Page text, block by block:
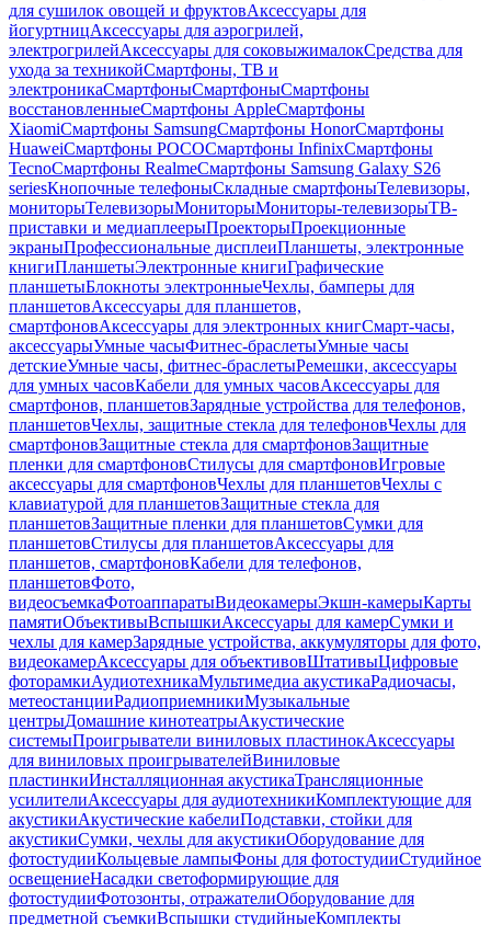
для сушилок овощей и фруктовАксессуары для
йогуртницАксессуары для аэрогрилей,
электрогрилейАксессуары для соковыжималокСредства для
ухода за техникойСмартфоны, ТВ и
электроникаСмартфоныСмартфоныСмартфоны
восстановленныеСмартфоны AppleСмартфоны
XiaomiСмартфоны SamsungСмартфоны HonorСмартфоны
HuaweiСмартфоны POCOСмартфоны InfinixСмартфоны
TecnoСмартфоны RealmeСмартфоны Samsung Galaxy S26
seriesКнопочные телефоныСкладные смартфоныТелевизоры,
мониторыТелевизорыМониторыМониторы-телевизорыТВ-
приставки и медиаплеерыПроекторыПроекционные
экраныПрофессиональные дисплеиПланшеты, электронные
книгиПланшетыЭлектронные книгиГрафические
планшетыБлокноты электронныеЧехлы, бамперы для
планшетовАксессуары для планшетов,
смартфоновАксессуары для электронных книгСмарт-часы,
аксессуарыУмные часыФитнес-браслетыУмные часы
детскиеУмные часы, фитнес-браслетыРемешки, аксессуары
для умных часовКабели для умных часовАксессуары для
смартфонов, планшетовЗарядные устройства для телефонов,
планшетовЧехлы, защитные стекла для телефоновЧехлы для
смартфоновЗащитные стекла для смартфоновЗащитные
пленки для смартфоновСтилусы для смартфоновИгровые
аксессуары для смартфоновЧехлы для планшетовЧехлы с
клавиатурой для планшетовЗащитные стекла для
планшетовЗащитные пленки для планшетовСумки для
планшетовСтилусы для планшетовАксессуары для
планшетов, смартфоновКабели для телефонов,
планшетовФото,
видеосъемкаФотоаппаратыВидеокамерыЭкшн-камерыКарты
памятиОбъективыВспышкиАксессуары для камерСумки и
чехлы для камерЗарядные устройства, аккумуляторы для фото,
видеокамерАксессуары для объективовШтативыЦифровые
фоторамкиАудиотехникаМультимедиа акустикаРадиочасы,
метеостанцииРадиоприемникиМузыкальные
центрыДомашние кинотеатрыАкустические
системыПроигрыватели виниловых пластинокАксессуары
для виниловых проигрывателейВиниловые
пластинкиИнсталляционная акустикаТрансляционные
усилителиАксессуары для аудиотехникиКомплектующие для
акустикиАкустические кабелиПодставки, стойки для
акустикиСумки, чехлы для акустикиОборудование для
фотостудииКольцевые лампыФоны для фотостудииСтудийное
освещениеНасадки светоформирующие для
фотостудииФотозонты, отражателиОборудование для
предметной съемкиВспышки студийныеКомплекты